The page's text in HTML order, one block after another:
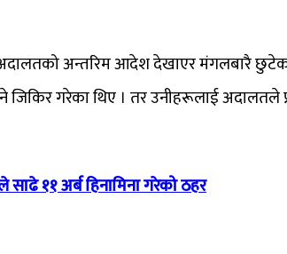
अन्तरिम आदेश देखाएर मंगलबारै
जिकिर गरेका थिए । तर उनीहरूलाई अदालतले
११ अर्ब हिनामिना गरेको ठहर